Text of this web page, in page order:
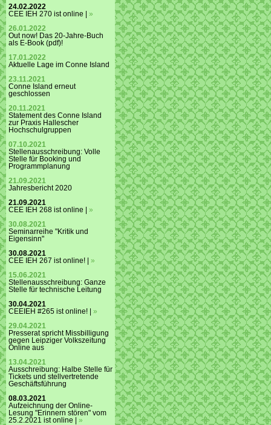
24.02.2022
CEE IEH 270 ist online | »
26.01.2022
Out now! Das 20-Jahre-Buch
als E-Book (pdf)!
17.01.2022
Aktuelle Lage im Conne Island
23.11.2021
Conne Island erneut
geschlossen
20.11.2021
Statement des Conne Island
zur Praxis Hallescher
Hochschulgruppen
07.10.2021
Stellenausschreibung: Volle
Stelle für Booking und
Programmplanung
21.09.2021
Jahresbericht 2020
21.09.2021
CEE IEH 268 ist online | »
30.08.2021
Seminarreihe "Kritik und
Eigensinn"
30.08.2021
CEE IEH 267 ist online! | »
15.06.2021
Stellenausschreibung: Ganze
Stelle für technische Leitung
30.04.2021
CEEIEH #265 ist online! | »
29.04.2021
Presserat spricht Missbilligung
gegen Leipziger Volkszeitung
Online aus
13.04.2021
Ausschreibung: Halbe Stelle für
Tickets und stellvertretende
Geschäftsführung
08.03.2021
Aufzeichnung der Online-
Lesung "Erinnern stören" vom
25.2.2021 ist online | »